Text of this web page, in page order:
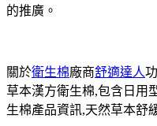
的推廣。
關於衛生棉廠商舒適達人
草本漢方衛生棉,包含日用
生棉產品資訊,天然草本舒